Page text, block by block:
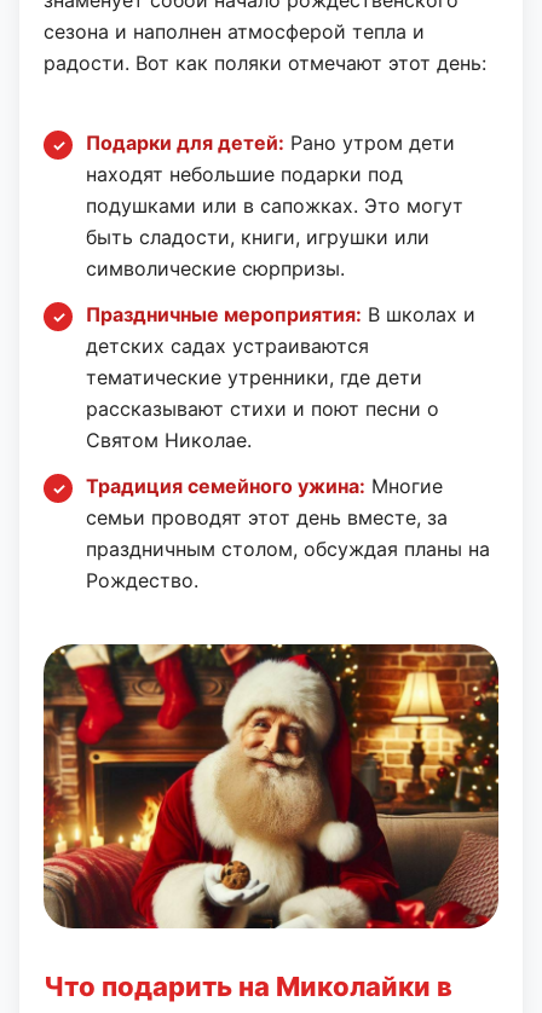
сезона и наполнен атмосферой тепла и
радости. Вот как поляки отмечают этот день:
Подарки для детей: Рано утром дети
находят небольшие подарки под
подушками или в сапожках. Это могут
быть сладости, книги, игрушки или
символические сюрпризы.
Праздничные мероприятия: В школах и
детских садах устраиваются
тематические утренники, где дети
рассказывают стихи и поют песни о
Святом Николае.
Традиция семейного ужина: Многие
семьи проводят этот день вместе, за
праздничным столом, обсуждая планы на
Рождество.
Что подарить на Миколайки в